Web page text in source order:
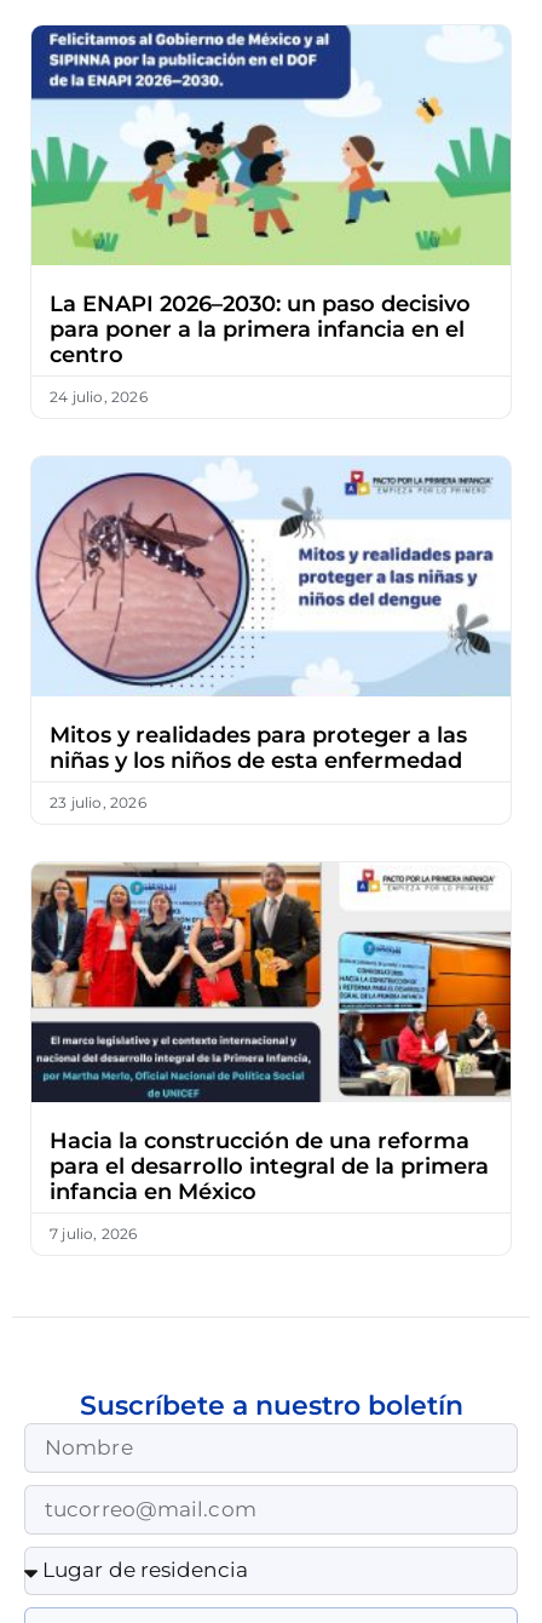
La ENAPI 2026–2030: un paso decisivo
para poner a la primera infancia en el
centro
24 julio, 2026
Mitos y realidades para proteger a las
niñas y los niños de esta enfermedad
23 julio, 2026
Hacia la construcción de una reforma
para el desarrollo integral de la primera
infancia en México
7 julio, 2026
Suscríbete a nuestro boletín